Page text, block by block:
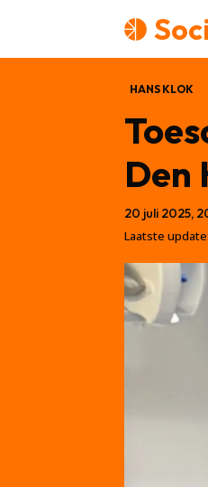
HANS KLOK
Den
20 juli 2025,
Laatste update: